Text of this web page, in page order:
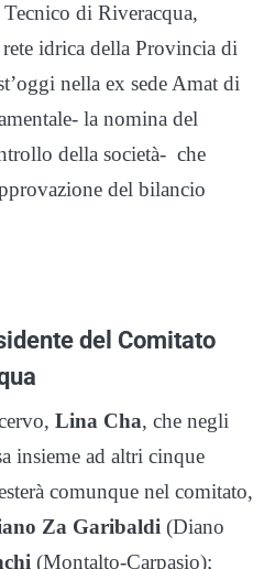
di Riveracqua,
rete idrica della Provincia di
nella ex sede Amat di
la nomina del
della società- che
del bilancio
del Comitato
Lina Cha, che negli
insieme ad altri cinque
comunque nel comitato,
Za Garibaldi (Diano
(Montalto-Carpasio);